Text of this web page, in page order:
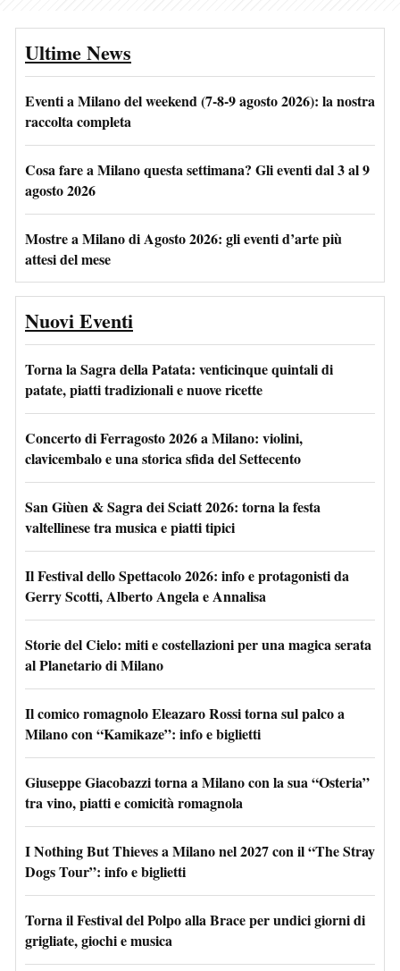
Ultime News
Eventi a Milano del weekend (7-8-9 agosto 2026): la nostra
raccolta completa
Cosa fare a Milano questa settimana? Gli eventi dal 3 al 9
agosto 2026
Mostre a Milano di Agosto 2026: gli eventi d’arte più
attesi del mese
Nuovi Eventi
Torna la Sagra della Patata: venticinque quintali di
patate, piatti tradizionali e nuove ricette
Concerto di Ferragosto 2026 a Milano: violini,
clavicembalo e una storica sfida del Settecento
San Giùen & Sagra dei Sciatt 2026: torna la festa
valtellinese tra musica e piatti tipici
Il Festival dello Spettacolo 2026: info e protagonisti da
Gerry Scotti, Alberto Angela e Annalisa
Storie del Cielo: miti e costellazioni per una magica serata
al Planetario di Milano
Il comico romagnolo Eleazaro Rossi torna sul palco a
Milano con “Kamikaze”: info e biglietti
Giuseppe Giacobazzi torna a Milano con la sua “Osteria”
tra vino, piatti e comicità romagnola
I Nothing But Thieves a Milano nel 2027 con il “The Stray
Dogs Tour”: info e biglietti
Torna il Festival del Polpo alla Brace per undici giorni di
grigliate, giochi e musica